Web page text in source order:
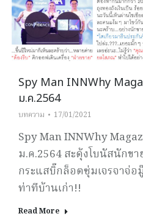
Spy Man INNWhy
ม.ค.2564
บทความ 17/01/2021
Spy Man INNWhy
ม.ค.2564 สะดุ้งโบนัสนักขา
กระแสบิ๊กล็อตซุ่มเจรจาจ่อ
ท่าทีบ้านเก่า!!
Read More